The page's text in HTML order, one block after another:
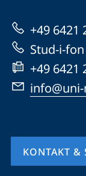
zur
Website
+49 6421
Stud-i-
+49 6421
KONTAKT &